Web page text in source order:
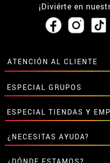
¡Diviérte en
ATENCIÓN AL CLIENTE
• Horario tienda IBI
•Descuento estudiantes
• Sobre nosotros
• Condiciones de venta
• Aviso legal yPrivacidad
• Atencion al cliente
• Uso de Cookies
ESPECIAL GRUPOS
Descuentos especiales para
Contáctanos aquí
ESPECIAL TIENDAS Y
Descuentos exclusivos para
Contáctanos aquí
¿NECESITAS AYUDA?
Aún no he hecho mi pedido